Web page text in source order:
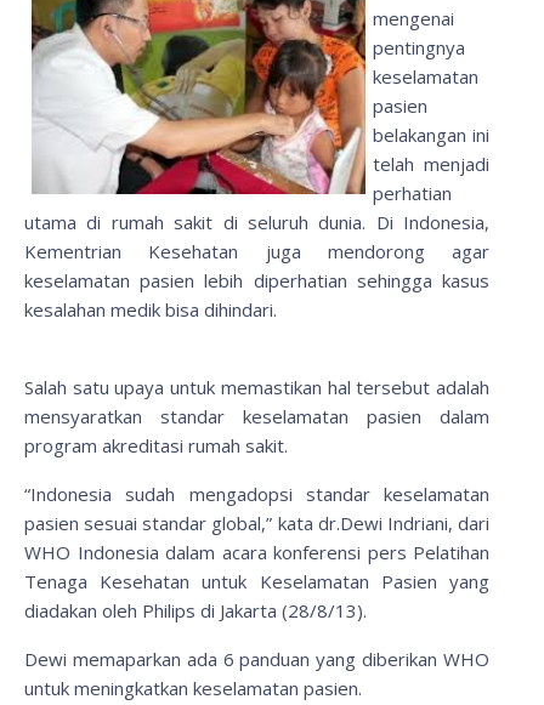
mengenai
pentingnya
keselamatan
pasien
belakangan ini
telah menjadi
perhatian
utama di rumah sakit di seluruh dunia. Di Indonesia,
Kementrian Kesehatan juga mendorong agar
keselamatan pasien lebih diperhatian sehingga kasus
kesalahan medik bisa dihindari.
Salah satu upaya untuk memastikan hal tersebut adalah
mensyaratkan standar keselamatan pasien dalam
program akreditasi rumah sakit.
“Indonesia sudah mengadopsi standar keselamatan
pasien sesuai standar global,” kata dr.Dewi Indriani, dari
WHO Indonesia dalam acara konferensi pers Pelatihan
Tenaga Kesehatan untuk Keselamatan Pasien yang
diadakan oleh Philips di Jakarta (28/8/13).
Dewi memaparkan ada 6 panduan yang diberikan WHO
untuk meningkatkan keselamatan pasien.